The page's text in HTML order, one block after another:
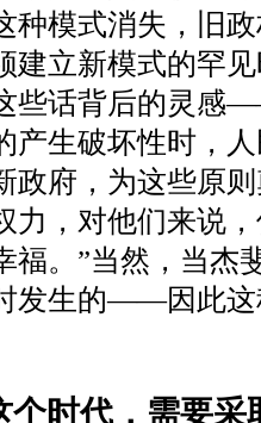
种模式消失，旧
建立新模式的罕
些话背后的灵感
产生破坏性时，
政府，为这些原
力，对他们来说
。 ”当然，当杰
发生的——因此
个时代，需要采